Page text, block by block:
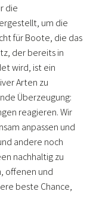
die
um die
für Boote, die das
der bereits in
wird, ist ein
Arten zu
Überzeugung:
reagieren. Wir
anpassen und
andere noch
nachhaltig zu
offenen und
beste Chance,